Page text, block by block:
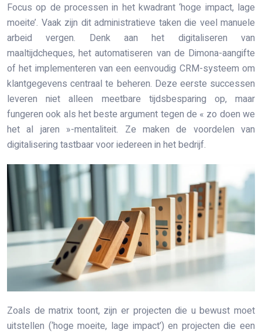
Focus op de processen in het kwadrant ‘hoge impact, lage
moeite’. Vaak zijn dit administratieve taken die veel manuele
arbeid vergen. Denk aan het digitaliseren van
maaltijdcheques, het automatiseren van de Dimona-aangifte
of het implementeren van een eenvoudig CRM-systeem om
klantgegevens centraal te beheren. Deze eerste successen
leveren niet alleen meetbare tijdsbesparing op, maar
fungeren ook als het beste argument tegen de « zo doen we
het al jaren »-mentaliteit. Ze maken de voordelen van
digitalisering tastbaar voor iedereen in het bedrijf.
Zoals de matrix toont, zijn er projecten die u bewust moet
uitstellen (‘hoge moeite, lage impact’) en projecten die een